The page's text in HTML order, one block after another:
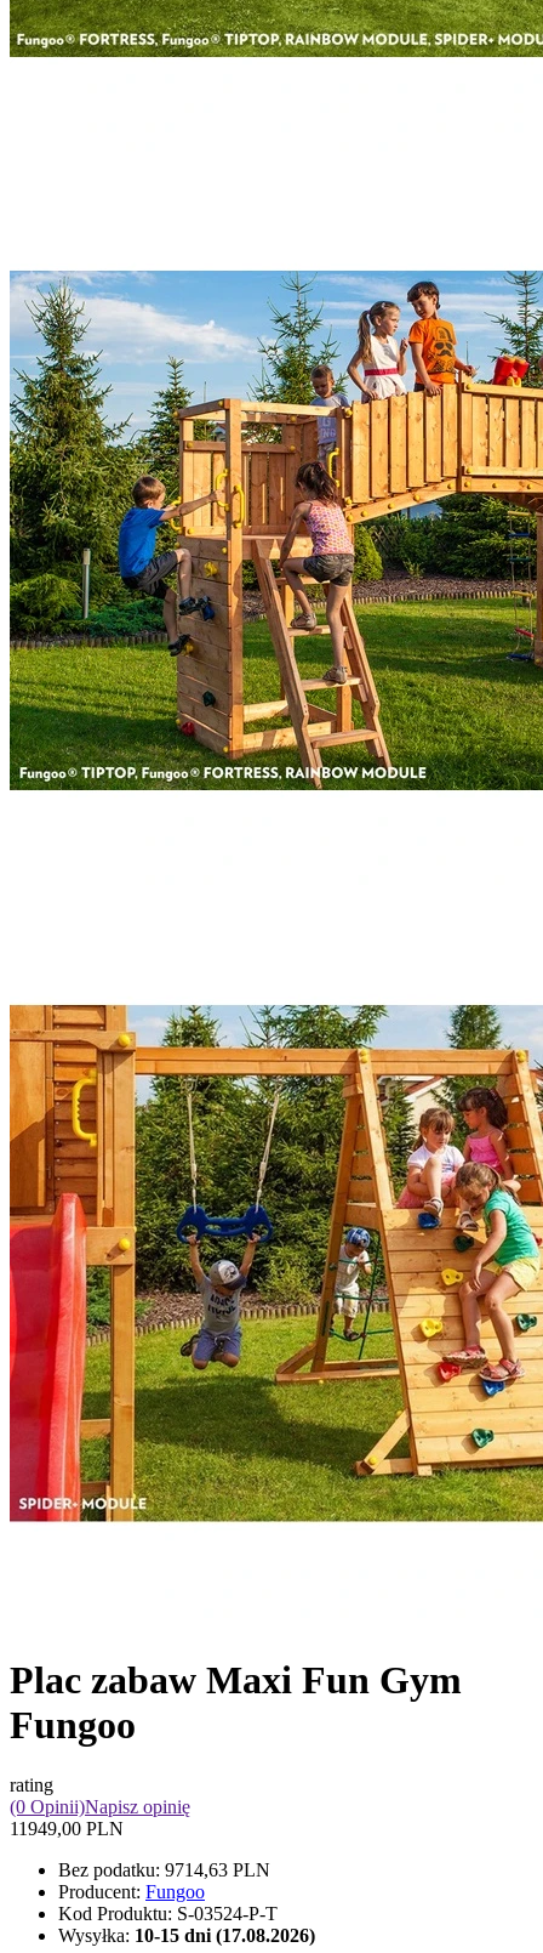
Plac zabaw Maxi Fun Gym
Fungoo
rating
(0 Opinii)Napisz opinię
11949,00 PLN
Bez podatku: 9714,63 PLN
Producent: Fungoo
Kod Produktu: S-03524-P-T
Wysyłka: 10-15 dni (17.08.2026)